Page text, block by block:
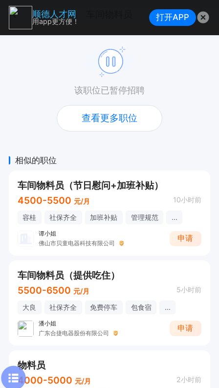
该职位已暂停招聘
查看更多职位
相似的职位
车间物料员（节日慰问+加班补贴）
4500-5500 元/月 10小时前
容桂 社保齐全 加班补贴 管理规范 ...
谭小姐
佛山市贝童电器科技有限公司
申请
车间物料员（提供吃住）
5500-6500 元/月 5小时前
大良 社保齐全 免费停车 包食宿 ...
潘小姐
广东合捷电器股份有限公司
申请
物料员
4000-5000 元/月 2小时前
顺德人才网
用app更方便！ 打开APP